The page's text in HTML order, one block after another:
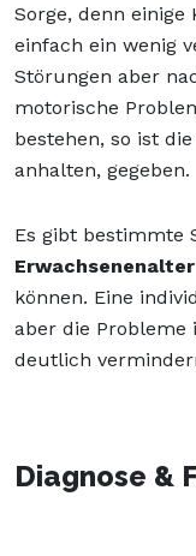
Sorge, denn
einfach ein wenig
Störungen aber
motorische
bestehen, so ist
anhalten, gegeben.
Es gibt bestimmte
Erwachsenenalter
können. Eine
aber die
deutlich
Diagnose &